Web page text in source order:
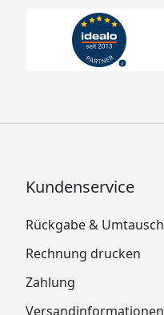
Kundenservice
Rückgabe & Umtausch
Rechnung drucken
Zahlung
Versandinformationen